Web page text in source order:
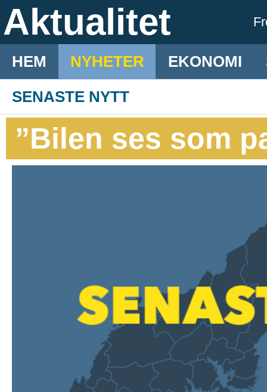
Aktualitet
HEM NYHETER EKONOMI
SENASTE NYTT
”Bilen ses som